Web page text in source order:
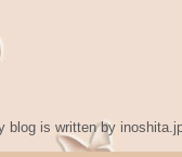
blog is written by